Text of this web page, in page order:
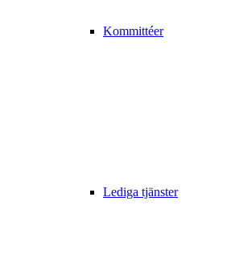
Kommittéer
Lediga tjänster